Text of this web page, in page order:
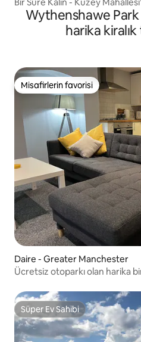
Wythenshawe Park
harika
Misafirlerin favorisi
Misafirlerin favorisi
Daire - Greater Manchester
Ücretsiz otoparkı olan harika
Süper Ev Sahibi
Süper Ev Sahibi